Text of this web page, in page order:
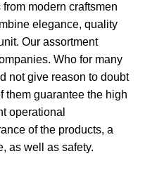
modern craftsmen
elegance, quality
Our assortment
Who for many
not give reason to doubt
them guarantee the high
operational
of the products, a
as well as safety.